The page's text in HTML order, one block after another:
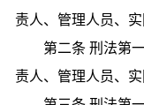
责人、管理人员、
第二条 刑法第
责人、管理人员、